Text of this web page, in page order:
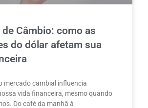
Câmbio: como as
do dólar afetam sua
mercado cambial influencia
vida financeira, mesmo quando
Do café da manhã à